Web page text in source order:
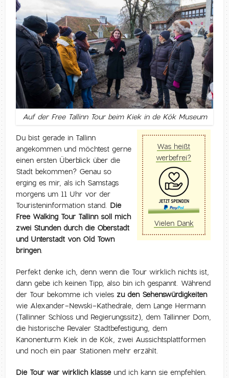
Auf der Free Tallinn Tour beim Kiek in de Kök Museum
Was heißt
werbefrei?
Vielen Dank
Du bist gerade in Tallinn
angekommen und möchtest gerne
einen ersten Überblick über die
Stadt bekommen? Genau so
erging es mir, als ich Samstags
morgens um 11 Uhr vor der
Touristeninformation stand. Die
Free Walking Tour Tallinn soll mich
zwei Stunden durch die Oberstadt
und Unterstadt von Old Town
bringen.
Perfekt denke ich, denn wenn die Tour wirklich nichts ist,
dann gebe ich keinen Tipp, also bin ich gespannt. Während
der Tour bekomme ich vieles zu den Sehenswürdigkeiten
wie Alexander-Newski-Kathedrale, dem Lange Hermann
(Tallinner Schloss und Regierungssitz), dem Tallinner Dom,
die historische Revaler Stadtbefestigung, dem
Kanonenturm Kiek in de Kök, zwei Aussichtsplattformen
und noch ein paar Stationen mehr erzählt.
Die Tour war wirklich klasseund ich kann sie empfehlen.